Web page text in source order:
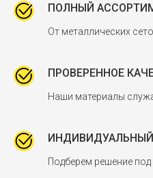
ПОЛНЫЙ
От металлических
ПРОВЕРЕННОЕ
Наши материалы
Подберем решение